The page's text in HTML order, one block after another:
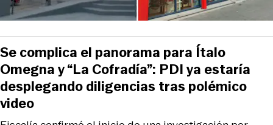
Se complica el panorama para Ítalo
Omegna y “La Cofradía”: PDI ya estaría
desplegando diligencias tras polémico
video